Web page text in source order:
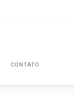
CONTATO